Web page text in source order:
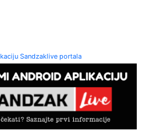
Sandzaklive portala